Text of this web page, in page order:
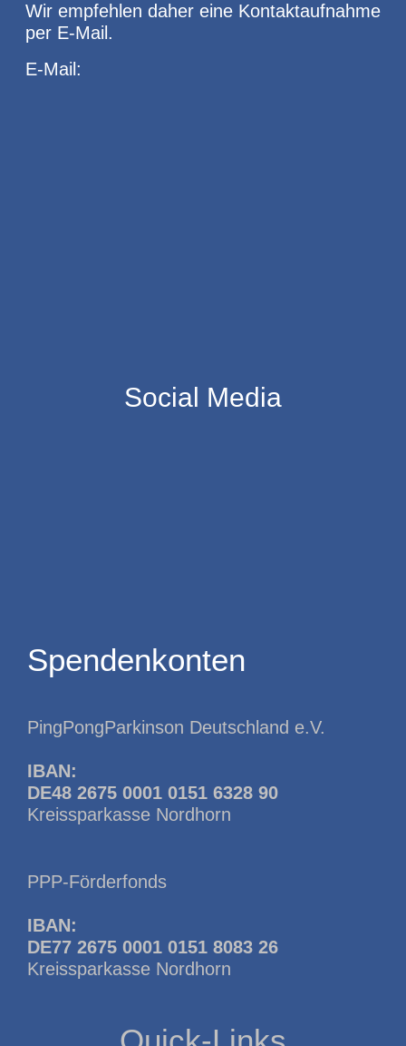
Wir empfehlen daher eine Kontaktaufnahme
per E-Mail.
E-Mail:
Social Media
Spendenkonten
PingPongParkinson Deutschland e.V.
IBAN:
DE48 2675 0001 0151 6328 90
Kreissparkasse Nordhorn
PPP-Förderfonds
IBAN:
DE77 2675 0001 0151 8083 26
Kreissparkasse Nordhorn